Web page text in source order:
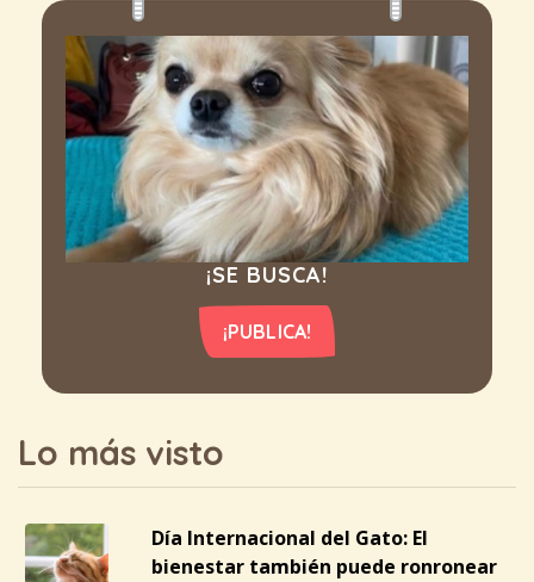
¡SE BUSCA!
¡PUBLICA!
Lo más visto
Día Internacional del Gato: El
bienestar también puede ronronear